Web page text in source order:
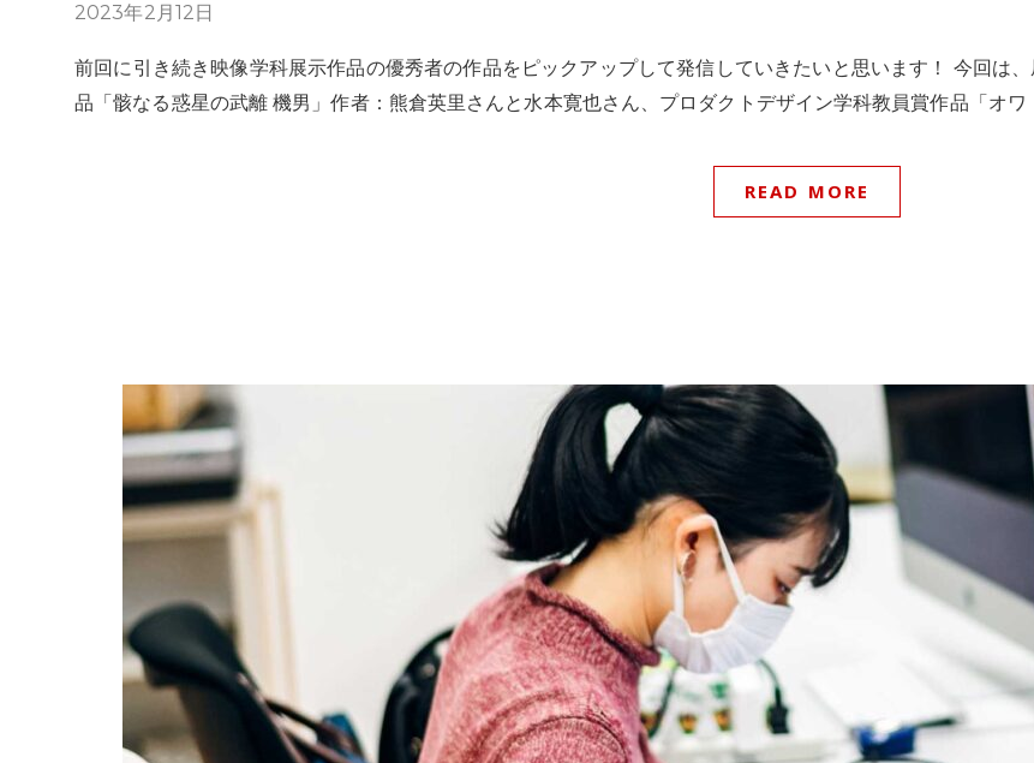
2023年2月12日
前回に引き続き映像学科展⽰作品の優秀者の作品をピックアップして発信していきたいと思います！ 今回は
品「骸なる惑星の武離 機男」作者：熊倉英⾥さんと⽔本寛也さん、プロダクトデザイン学科教員賞作品「オワ
READ MORE